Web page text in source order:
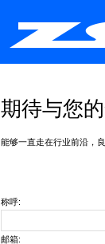
期待与您
能够一直走在行业前沿，
称呼:
邮箱: